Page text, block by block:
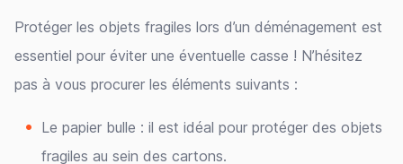
Protéger les objets fragiles lors d’un déménagement est
essentiel pour éviter une éventuelle casse ! N’hésitez
pas à vous procurer les éléments suivants :
Le papier bulle : il est idéal pour protéger des objets
fragiles au sein des cartons.